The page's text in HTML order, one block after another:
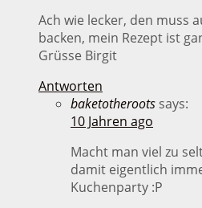
Ach wie lecker, den muss
backen, mein Rezept ist
Grüsse Birgit
Antworten
baketotheroots says:
10 Jahren ago
Macht man viel zu
damit eigentlich
Kuchenparty :P